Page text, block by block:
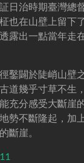
日治時期臺灣總
也在山壁上留下
露出一點當年走
鑿闢於陡峭山壁
道幾乎寸草不生
充分感受大斷崖
勢不斷隆起，加
斷崖。